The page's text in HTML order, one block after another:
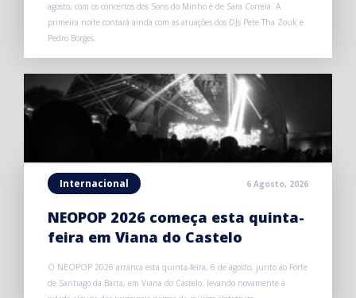
agosto, com os concertos dos Sons do Minho e de Sara Correia. A
primeira noite contará ainda com as atuações dos DJs Pete Tha Zouk e
Pedro Borges.
Internacional 6 Agosto, 2026
NEOPOP 2026 começa esta quinta-
feira em Viana do Castelo
O NEOPOP 2026 arranca esta quinta-feira, 6 de agosto, junto ao Forte
de Santiago da Barra, em Viana do Castelo, levando novamente à